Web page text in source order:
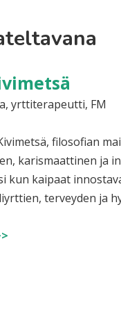
yrttiterapeutti, FM
filosofian
karismaattinen ja
kun kaipaat
terveyden ja